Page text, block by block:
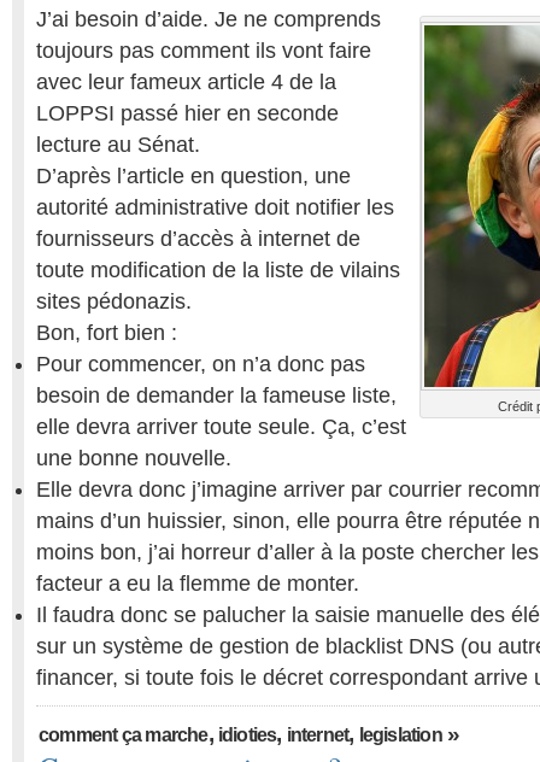
Crédit
J’ai besoin d’aide. Je ne comprends
toujours pas comment ils vont faire
avec leur fameux article 4 de la
LOPPSI passé hier en seconde
lecture au Sénat.
D’après l’article en question, une
autorité administrative doit notifier les
fournisseurs d’accès à internet de
toute modification de la liste de vilains
sites pédonazis.
Bon, fort bien :
Pour commencer, on n’a donc pas
besoin de demander la fameuse liste,
elle devra arriver toute seule. Ça, c’est
une bonne nouvelle.
Elle devra donc j’imagine arriver par courrier
mains d’un huissier, sinon, elle pourra être réputée
moins bon, j’ai horreur d’aller à la poste chercher
facteur a eu la flemme de monter.
Il faudra donc se palucher la saisie manuelle des
sur un système de gestion de blacklist DNS (ou
financer, si toute fois le décret correspondant arrive
comment ça marche, idioties, internet, legislation»